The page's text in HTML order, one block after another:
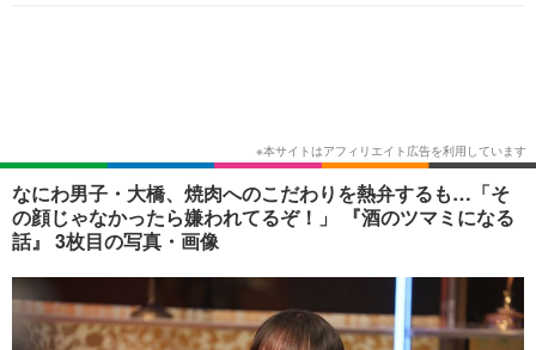
ショッピング その他
なにわ男子・大橋、焼肉へのこだわりを熱弁するも…「そ
の顔じゃなかったら嫌われてるぞ！」 『酒のツマミになる
話』 3枚目の写真・画像